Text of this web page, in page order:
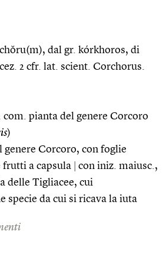
dal gr. kórkhoros, di
2 cfr. lat. scient. Corchorus.
pianta del genere Corcoro
)
genere Corcoro, con foglie
a capsula
con iniz. maiusc.,
delle Tigliacee, cui
specie da cui si ricava la iuta